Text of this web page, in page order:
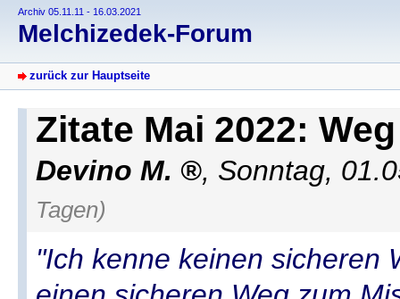
Archiv 05.11.11 - 16.03.2021
Melchizedek-Forum
zurück zur Hauptseite
Zitate Mai 2022:
Devino M. , Sonntag,
Tagen)
"Ich kenne keinen sicheren